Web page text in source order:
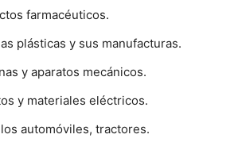
farmacéuticos.
plásticas y sus manufacturas.
y aparatos mecánicos.
y materiales eléctricos.
automóviles, tractores.